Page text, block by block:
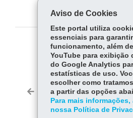
Fa
ce
bo
ok
Tw
itt
er
Voltar Início
Aviso de Cookies
Este portal utiliza
essenciais para
funcionamento, além
YouTube para exibição
do Google Analytics
estatísticas de uso.
escolher como
a partir das opções
Para mais informações,
nossa Política de